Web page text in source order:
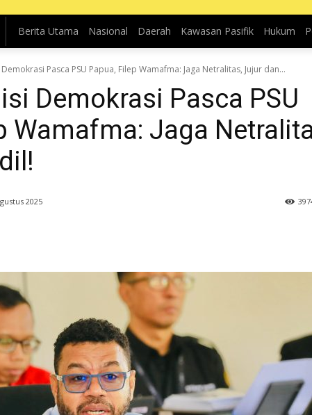
Berita Utama Nasional Daerah Kawasan Pasifik Hukum
Pasca PSU Papua, Filep Wamafma: Jaga Netralitas, Jujur dan...
Demokrasi Pasca PSU
Wamafma: Jaga
2025